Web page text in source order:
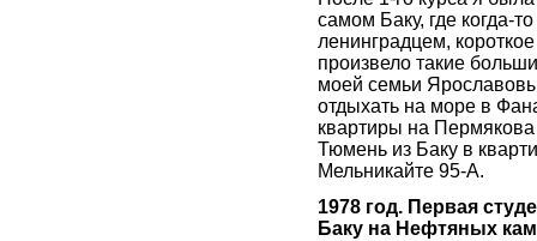
самом Баку, где когда-
ленинградцем,
произвело такие
моей семьи
отдыхать на море в
квартиры на
Тюмень из Баку в
Мельникайте 95-А.
1978 год. Первая
Баку на Нефтяных